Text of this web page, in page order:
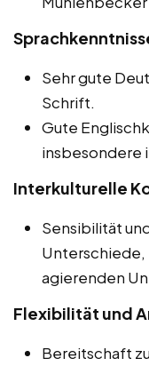
Sehr gute
Schrift.
Gute
insbesondere
Interkulturelle
Sensibilität
Unterschiede,
agierenden
Flexibilität und
Bereitschaft